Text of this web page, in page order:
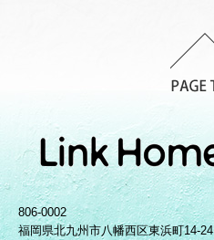
806-0002
福岡県北九州市八幡西区東浜町14-24